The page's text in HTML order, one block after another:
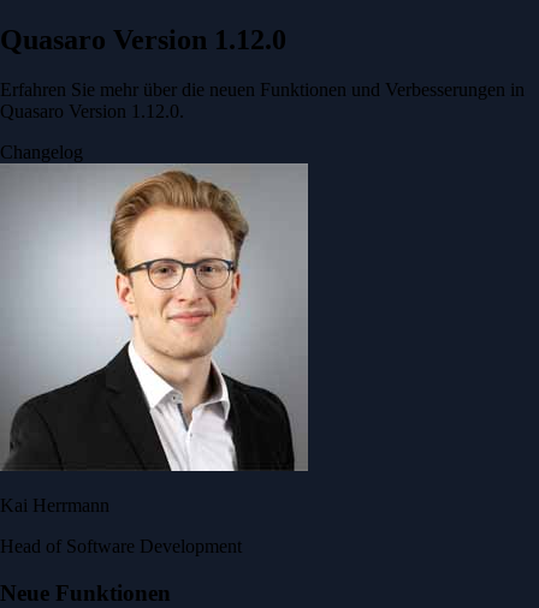
Quasaro Version 1.12.0
Erfahren Sie mehr über die neuen Funktionen und Verbesserungen in
Quasaro Version 1.12.0.
Changelog
Kai Herrmann
Head of Software Development
Neue Funktionen